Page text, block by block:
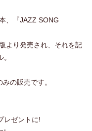
、『JAZZ SONG
より発売され、それを記
の販売です。
レゼントに!